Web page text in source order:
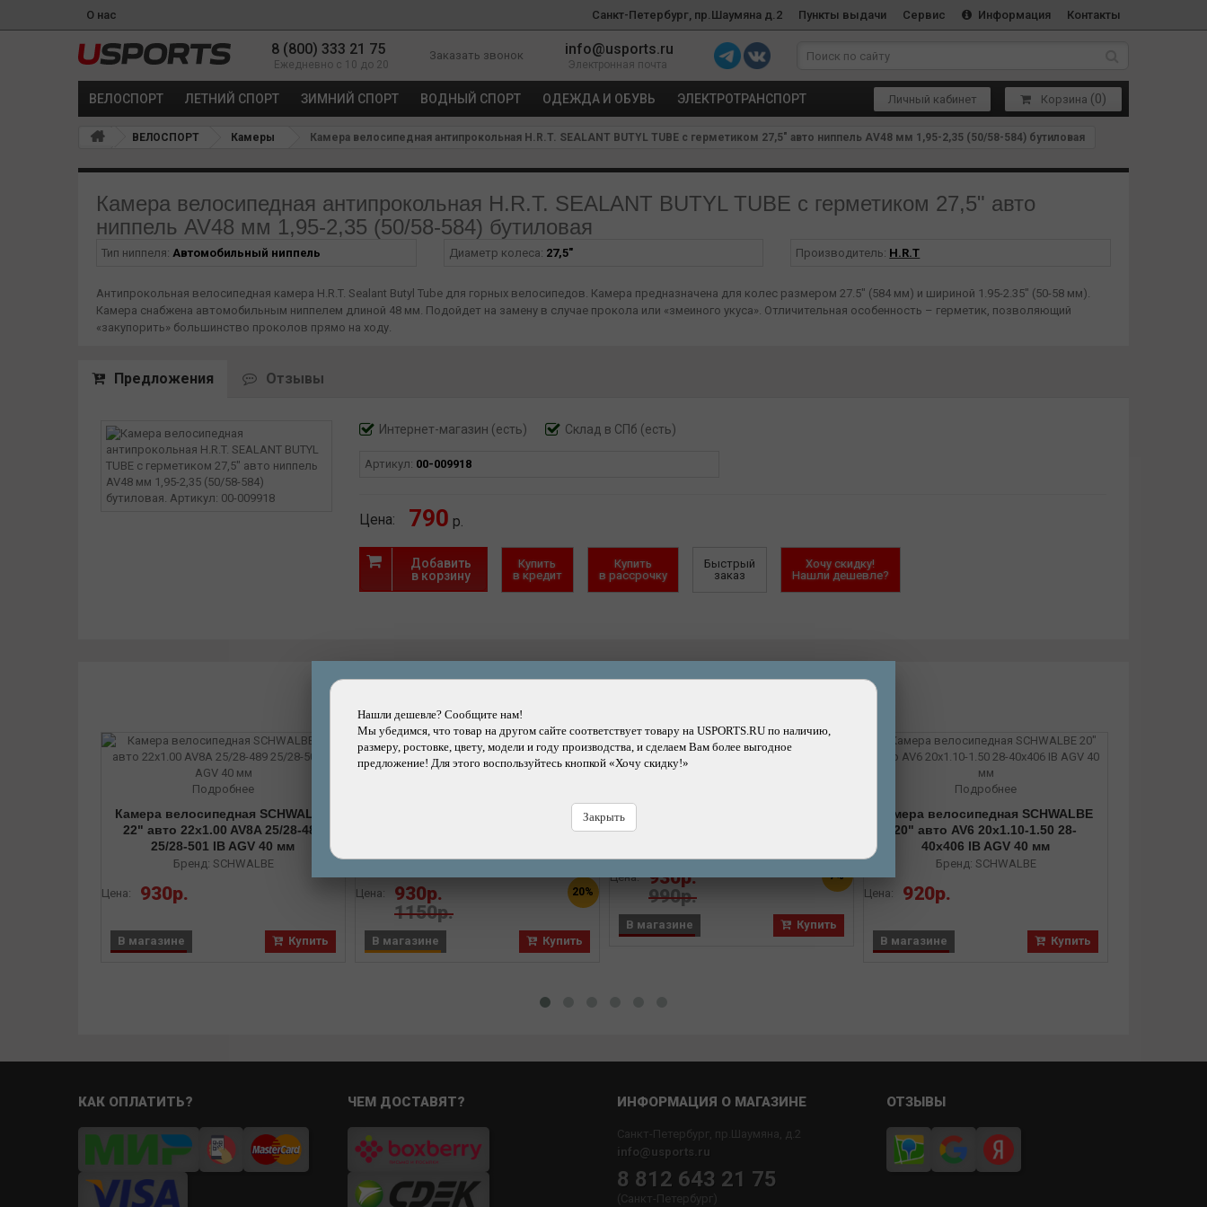
О нас Санкт-Петербург, пр.Шаумяна д.2 Пункты выдачи Сервис Информация Контакты
8 (800) 333 21 75
Ежедневно с 10 до 20
Заказать звонок info@usports.ru
Электронная почта
ВЕЛОСПОРТ ЛЕТНИЙ СПОРТ ЗИМНИЙ СПОРТ ВОДНЫЙ СПОРТ ОДЕЖДА И ОБУВЬ ЭЛЕКТРОТРАНСПОРТ Личный кабинет Корзина (0)
ВЕЛОСПОРТ Камеры Камера велосипедная антипрокольная H.R.T. SEALANT BUTYL TUBE с герметиком 27,5" авто ниппель AV48 мм 1,95-2,35 (50/58-584) бутиловая
Камера велосипедная антипрокольная H.R.T. SEALANT BUTYL TUBE с герметиком 27,5" авто
ниппель AV48 мм 1,95-2,35 (50/58-584) бутиловая
Тип ниппеля: Автомобильный ниппель Диаметр колеса: 27,5" Производитель: H.R.T
Антипрокольная велосипедная камера H.R.T. Sealant Butyl Tube для горных велосипедов. Камера предназначена для колес размером 27.5" (584 мм) и шириной 1.95-2.35" (50-58 мм).
Камера снабжена автомобильным ниппелем длиной 48 мм. Подойдет на замену в случае прокола или «змеиного укуса». Отличительная особенность – герметик, позволяющий
«закупорить» большинство проколов прямо на ходу.
Предложения Отзывы
Интернет-магазин (есть) Склад в СПб (есть)
Артикул: 00-009918
Цена: 790 р.
Нашли дешевле? Сообщите нам!
Мы убедимся, что товар на другом сайте соответствует товару на USPORTS.RU по наличию,
размеру, ростовке, цвету, модели и году производства, и сделаем Вам более выгодное
предложение! Для этого воспользуйтесь кнопкой «Хочу скидку!»
Закрыть
Добавить
в корзину
Купить
в кредит
Купить
в рассрочку
Быстрый
заказ
Хочу скидку!
Нашли дешевле?
Подробнее
Камера велосипедная SCHWALBE
22" авто 22x1.00 AV8A 25/28-489
25/28-501 IB AGV 40 мм
Бренд: SCHWALBE
Цена: 930р.
Купить
В магазине
спортивный ниппель, узкая, 40
700х18/25C-622/630
Бренд: KENDA
Цена:
930р.
1150р.
20%
Купить
В магазине
Цена:
930р.
990р.
7%
Купить
В магазине
Подробнее
Камера велосипедная SCHWALBE
20" авто AV6 20x1.10-1.50 28-
40x406 IB AGV 40 мм
Бренд: SCHWALBE
Цена: 920р.
Купить
В магазине
КАК ОПЛАТИТЬ? ЧЕМ ДОСТАВЯТ? ИНФОРМАЦИЯ О МАГАЗИНЕ
Санкт-Петербург, пр.Шаумяна, д.2
info@usports.ru
8 812 643 21 75
(Санкт-Петербург)
ОТЗЫВЫ